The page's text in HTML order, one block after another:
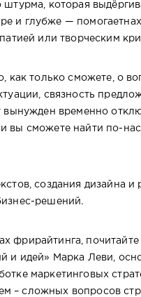
которая
и глубже —
или творческим
как только сможете, о
связность
временно
вы сможете найти по-
создания дизайна и
решений.
фрирайтинга, почитайте
и идей» Марка Леви,
маркетинговых
– сложных вопросов